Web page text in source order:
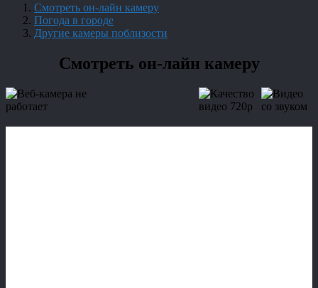
Смотреть он-лайн камеру
Погода в городе
Другие камеры поблизости
Смотреть он-лайн камеру